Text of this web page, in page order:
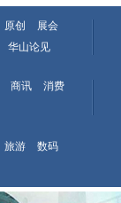
原创
展会
华山论见
商讯
消费
旅游
数码